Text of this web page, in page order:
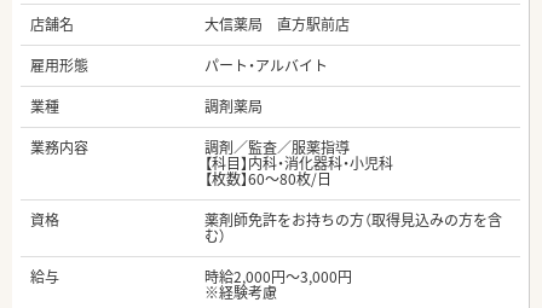
店舗名
大信薬局 直方駅前店
雇用形態
パート・アルバイト
業種
調剤薬局
業務内容
調剤／監査／服薬指導
【科目】内科・消化器科・小児科
【枚数】60～80枚/日
資格
薬剤師免許をお持ちの方（取得見込みの方を含
む）
給与
時給2,000円～3,000円
※経験考慮